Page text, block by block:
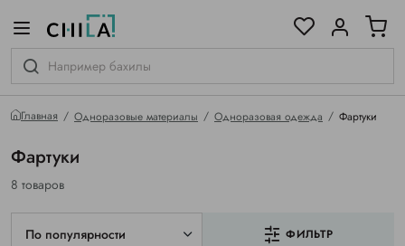
Главная Одноразовые материалы Одноразовая одежда Фартуки
Фартуки
8 товаров
По популярности ФИЛЬТР
гамме